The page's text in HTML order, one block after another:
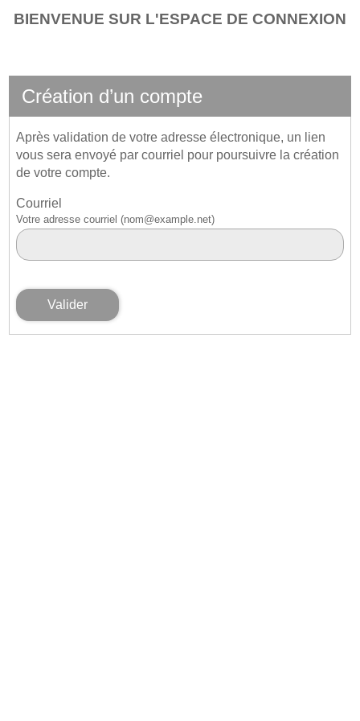
BIENVENUE SUR L'ESPACE DE CONNEXION
Création d’un compte
Après validation de votre adresse électronique, un lien
vous sera envoyé par courriel pour poursuivre la création
de votre compte.
Courriel
Votre adresse courriel (nom@example.net)
Valider